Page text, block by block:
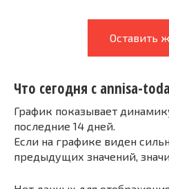
Оставить
Что сегодня с annisa-
График показывает
последние 14 дней.
Если на графике виден
предыдущих значений,